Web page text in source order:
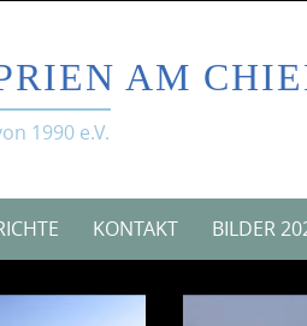
AM
1990 e.V.
KONTAKT BILDER